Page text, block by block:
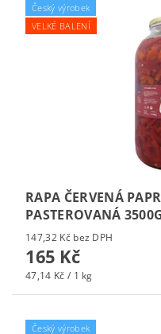
Český výrobek
VELKÉ BALENÍ
RAPA ČERVENÁ
PASTEROVANÁ
147,32 Kč bez DPH
165 Kč
47,14 Kč / 1 kg
Český výrobek